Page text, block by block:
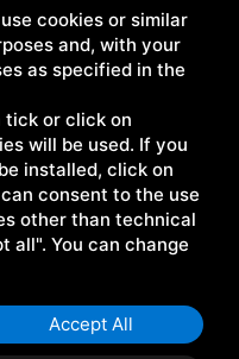
cookies or similar
and, with your
as specified in the
tick or click on
will be used. If you
installed, click on
consent to the use
other than technical
all". You can change
Accept All